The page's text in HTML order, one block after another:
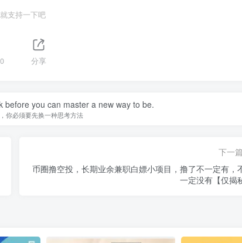
支持一下吧
分享
before you can master a new way to be.
你必须要先换一种思考方法
下一
币圈撸空投，长期业余兼职白嫖小项目，撸了不一定有，
一定没有【仅揭